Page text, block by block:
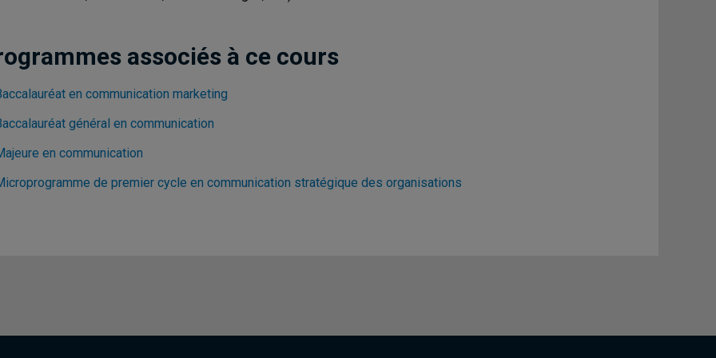
associés à ce cours
en communication marketing
général en communication
en communication
de premier cycle en communication stratégique des organisations